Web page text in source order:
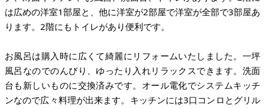
は広めの洋室1部屋と、他に洋室が2部屋で洋室が全部で3部屋あ
ります。2階にもトイレがあり便利です。
お風呂は購入時に広くて綺麗にリフォームいたしました。一坪
風呂なのでのんびり、ゆったり入れリラックスできます。洗面
台も新しいものに交換済みです。オール電化でシステムキッチ
ンなので広々料理が出来ます。キッチンには3口コンロとグリル